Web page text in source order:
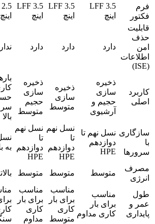
فرم
فکتور
LFF 3.5
اینچ
LFF 3.5
اینچ
LFF 3.5
اینچ
2.5
اینچ
قابلیت
حذف
امن
اطلاعات
(ISE)
دارد دارد دارد
کاربرد
اصلی
ذخیره
سازی
حجیم و
آرشیوی
ذخیره
سازی
متوسط
ذخیره
سازی
حجیم
متوسط
بالا
سازگاری
با
سرورها
نسل نهم تا
دوازدهم
HPE
نسل نهم
تا
دوازدهم
HPE
نسل نهم
تا
دوازدهم
HPE
به
مصرف
انرژی
متوسط متوسط متوسط
طول
عمر و
پایداری
مناسب
برای بار
کاری مداوم
مناسب
برای بار
کاری
متوسط
مناسب
برای بار
کاری
مداوم